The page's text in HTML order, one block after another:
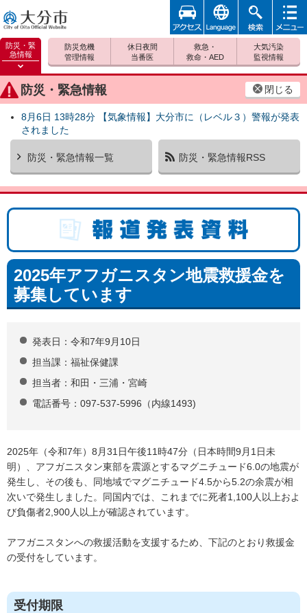
大分市
防災・緊
急情報
防災緊
急情報
を開く
防災・緊急情報 閉じる
8月6日 13時28分 【気象情報】大分市に（レベル３）警報が発表
されました
防災・緊急情報一覧 防災・緊急情報RSS
防災危機
管理情報
休日夜間
当番医
救急・
救命・AED
大気汚染
監視情報
アクセ
ス
foreign 検索
メニュ
報道発表資料
2025年アフガニスタン地震救援金を
募集しています
発表日：令和7年9月10日
担当課：福祉保健課
担当者：和田・三浦・宮崎
電話番号：097-537-5996（内線1493)
2025年（令和7年）8月31日午後11時47分（日本時間9月1日未
明）、アフガニスタン東部を震源とするマグニチュード6.0の地震が
発生し、その後も、同地域でマグニチュード4.5から5.2の余震が相
次いで発生しました。同国内では、これまでに死者1,100人以上およ
び負傷者2,900人以上が確認されています。
アフガニスタンへの救援活動を支援するため、下記のとおり救援金
の受付をしています。
受付期限